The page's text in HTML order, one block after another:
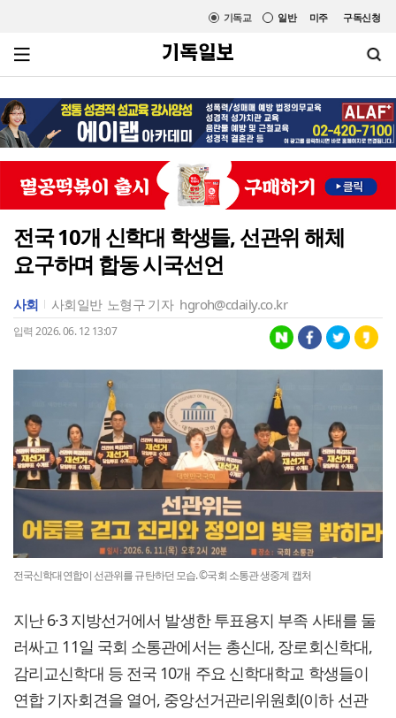
미주 구독신청
일반
기독교
전국 10개 신학대 학생들, 선관위 해체
요구하며 합동 시국선언
사회 사회일반 노형구 기자 hgroh@cdaily.co.kr
입력 2026. 06. 12 13:07
전국신학대연합이 선관위를 규탄하던 모습. ©국회 소통관 생중계 캡처
지난 6·3 지방선거에서 발생한 투표용지 부족 사태를 둘
러싸고 11일 국회 소통관에서는 총신대, 장로회신학대,
감리교신학대 등 전국 10개 주요 신학대학교 학생들이
연합 기자회견을 열어, 중앙선거관리위원회(이하 선관